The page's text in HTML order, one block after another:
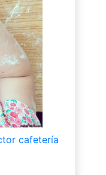
cafetería